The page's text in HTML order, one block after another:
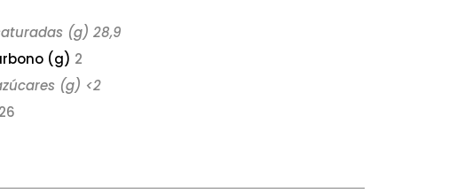
(g) 28,9
(g) 2
(g) <2
26